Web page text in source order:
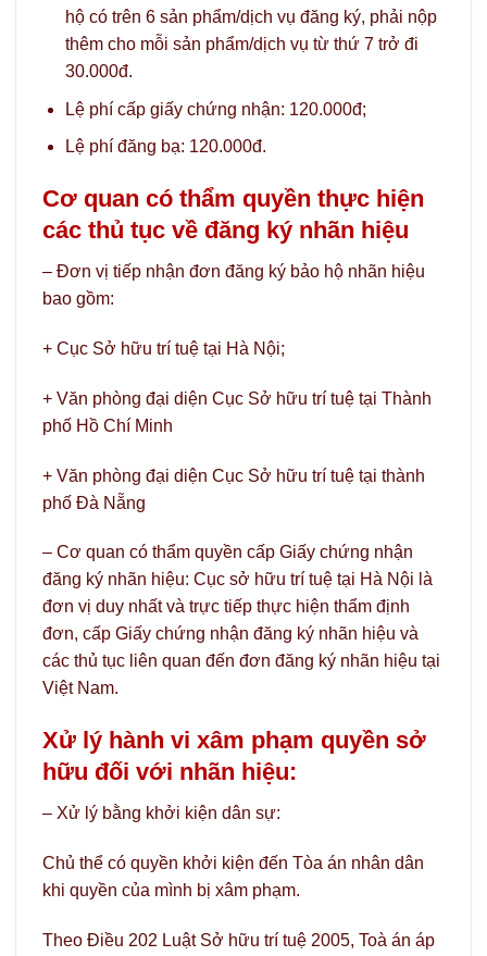
hộ có trên 6 sản phẩm/dịch vụ đăng ký, phải nộp
thêm cho mỗi sản phẩm/dịch vụ từ thứ 7 trở đi
30.000đ.
Lệ phí cấp giấy chứng nhận: 120.000đ;
Lệ phí đăng bạ: 120.000đ.
Cơ quan có thẩm quyền thực hiện
các thủ tục về đăng ký nhãn hiệu
– Đơn vị tiếp nhận đơn đăng ký bảo hộ nhãn hiệu
bao gồm:
+ Cục Sở hữu trí tuệ tại Hà Nội;
+ Văn phòng đại diện Cục Sở hữu trí tuệ tại Thành
phố Hồ Chí Minh
+ Văn phòng đại diện Cục Sở hữu trí tuệ tại thành
phố Đà Nẵng
– Cơ quan có thẩm quyền cấp Giấy chứng nhận
đăng ký nhãn hiệu: Cục sở hữu trí tuệ tại Hà Nội là
đơn vị duy nhất và trực tiếp thực hiện thẩm định
đơn, cấp Giấy chứng nhận đăng ký nhãn hiệu và
các thủ tục liên quan đến đơn đăng ký nhãn hiệu tại
Việt Nam.
Xử lý hành vi xâm phạm quyền sở
hữu đối với nhãn hiệu:
– Xử lý bằng khởi kiện dân sự:
Chủ thể có quyền khởi kiện đến Tòa án nhân dân
khi quyền của mình bị xâm phạm.
Theo Điều 202 Luật Sở hữu trí tuệ 2005, Toà án áp